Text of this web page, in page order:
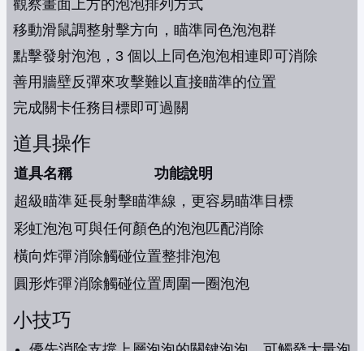
觀察畫面上方的泡泡排列方式
移動滑鼠調整射擊方向，瞄準同色泡泡群
點擊發射泡泡，3 個以上同色泡泡相連即可消除
善用牆壁反彈來攻擊難以直接瞄準的位置
完成關卡任務目標即可過關
道具操作
道具名稱
功能說明
超級瞄準延長射擊瞄準線，更容易瞄準目標
彩虹泡泡可與任何顏色的泡泡匹配消除
橫向炸彈消除觸碰位置整排泡泡
圓形炸彈消除觸碰位置周圍一圈泡泡
小技巧